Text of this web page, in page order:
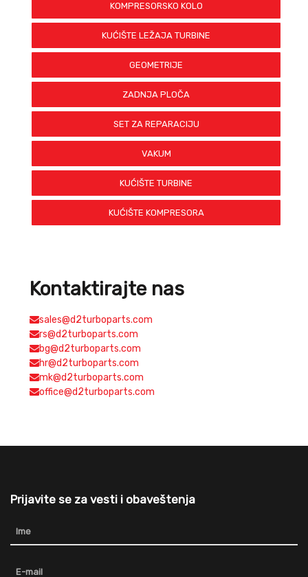
KOMPRESORSKO KOLO
KUĆIŠTE LEŽAJA TURBINE
GEOMETRIJE
ZADNJA PLOČA
SET ZA REPARACIJU
VAKUM
KUĆIŠTE TURBINE
KUĆIŠTE KOMPRESORA
Kontaktirajte nas
sales@d2turboparts.com
rs@d2turboparts.com
bg@d2turboparts.com
hr@d2turboparts.com
mk@d2turboparts.com
office@d2turboparts.com
Prijavite se za vesti i obaveštenja